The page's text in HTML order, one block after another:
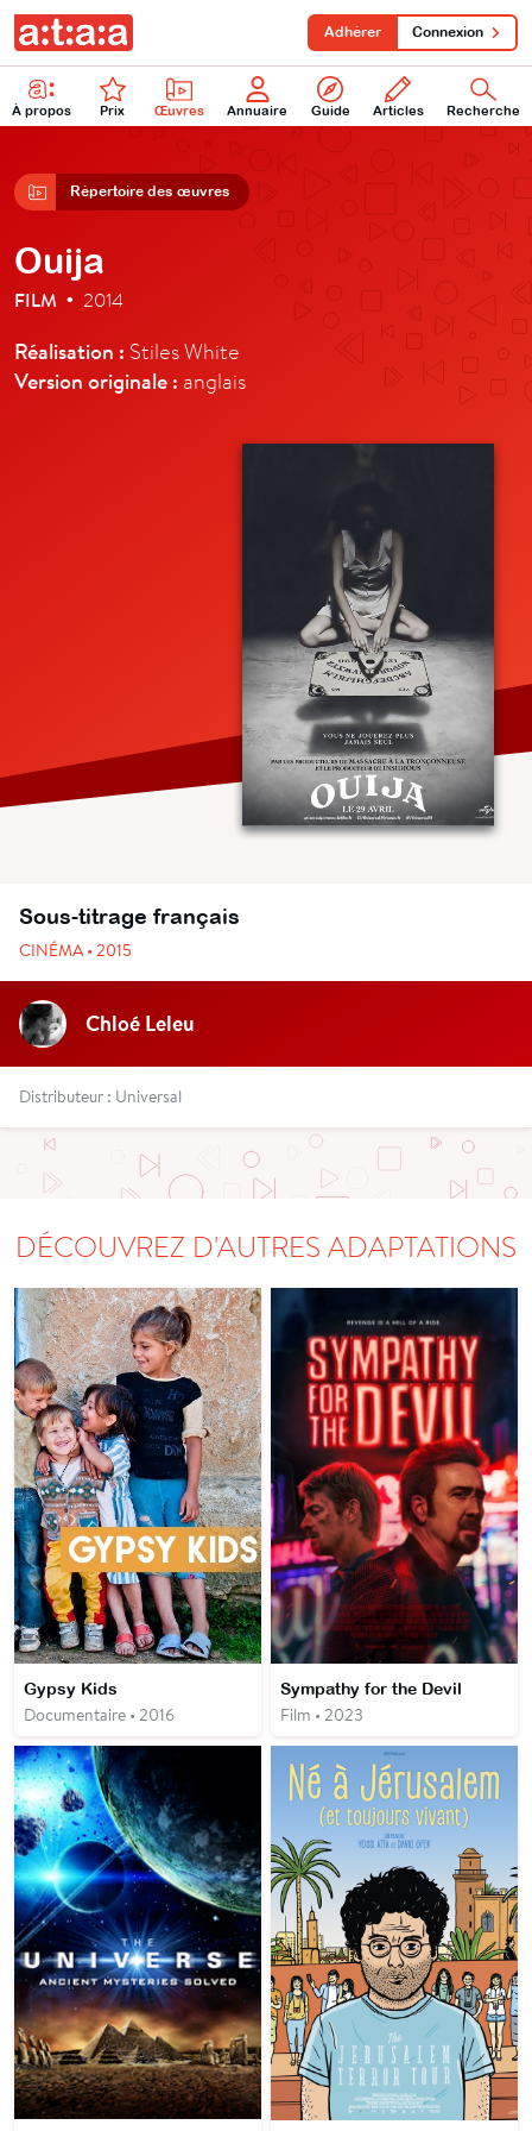
À propos Prix Œuvres Annuaire Guide Articles Recherche
Adhérer Connexion
Répertoire des œuvres
Ouija
FILM • 2014
Réalisation : Stiles White
Version originale : anglais
Sous-titrage français
CINÉMA • 2015
Chloé Leleu
Distributeur : Universal
DÉCOUVREZ D'AUTRES ADAPTATIONS
Gypsy Kids
Documentaire • 2016
Sympathy for the Devil
Film • 2023